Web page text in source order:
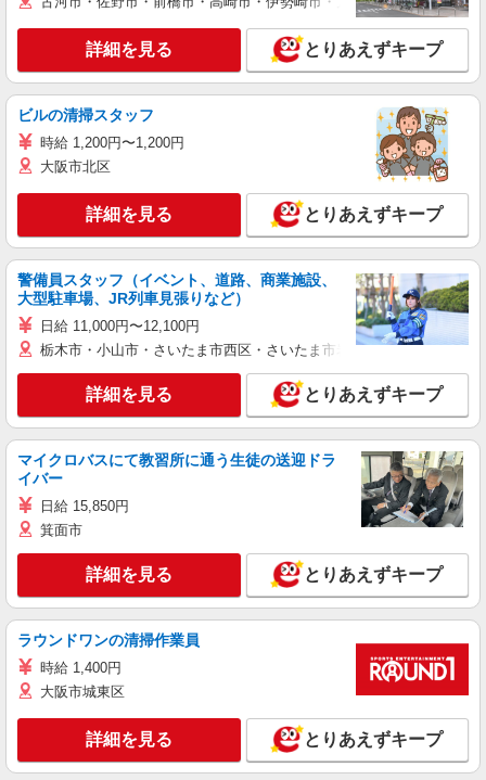
詳細を見る とりあえずキープ
ビルの清掃スタッフ
時給 1,200円〜1,200円
大阪市北区
詳細を見る とりあえずキープ
警備員スタッフ（イベント、道路、商業施設、
大型駐車場、JR列車見張りなど）
日給 11,000円〜12,100円
栃木市・小山市・さいたま市西区・さいたま市岩槻区・久喜市・蓮田
詳細を見る とりあえずキープ
マイクロバスにて教習所に通う生徒の送迎ドラ
イバー
日給 15,850円
箕面市
詳細を見る とりあえずキープ
ラウンドワンの清掃作業員
時給 1,400円
大阪市城東区
詳細を見る とりあえずキープ